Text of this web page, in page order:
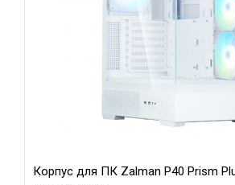
Корпус для ПК Zalman P40 Prism